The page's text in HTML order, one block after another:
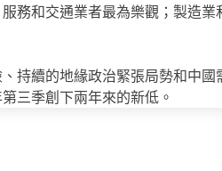
務和交通業者最為樂觀；製造
持續的地緣政治緊張局勢和中
三季創下兩年來的新低。